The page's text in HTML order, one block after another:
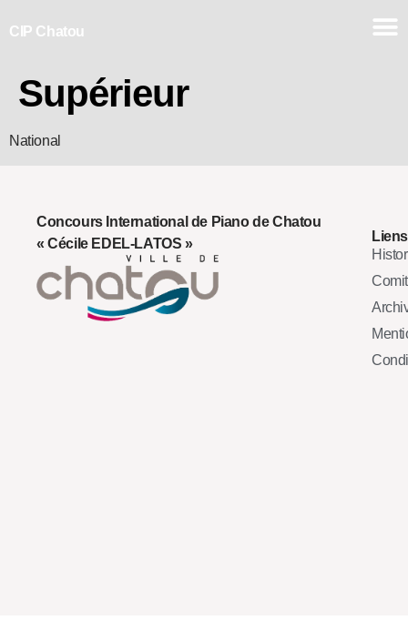
CIP Chatou
Supérieur
National
Concours International de Piano de Chatou
« Cécile EDEL-LATOS »